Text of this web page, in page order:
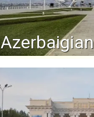
Azerbaigian